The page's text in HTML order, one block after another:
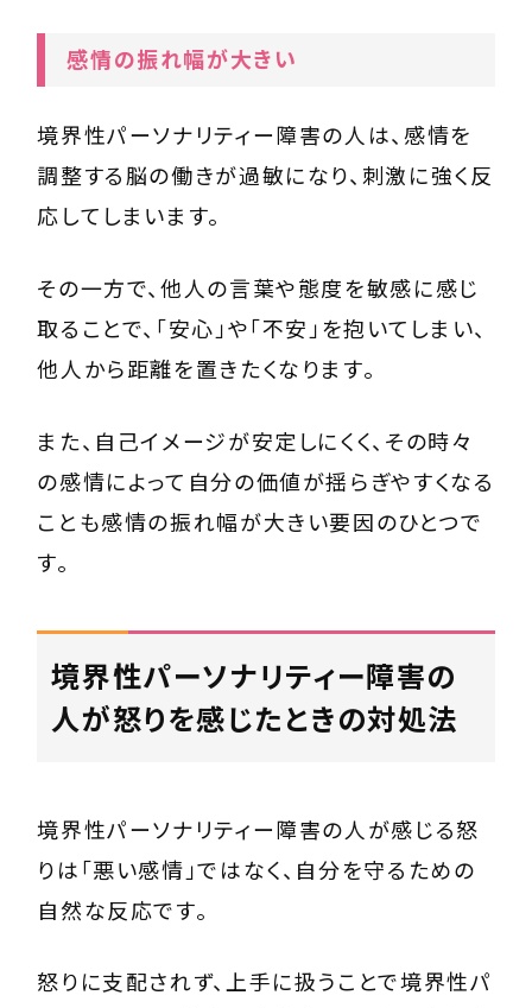
感情の振れ幅が大きい
境界性パーソナリティー障害の人は、感情を
調整する脳の働きが過敏になり、刺激に強く反
応してしまいます。
その一方で、他人の言葉や態度を敏感に感じ
取ることで、「安心」や「不安」を抱いてしまい、
他人から距離を置きたくなります。
また、自己イメージが安定しにくく、その時々
の感情によって自分の価値が揺らぎやすくなる
ことも感情の振れ幅が大きい要因のひとつで
す。
境界性パーソナリティー障害の
人が怒りを感じたときの対処法
境界性パーソナリティー障害の人が感じる怒
りは「悪い感情」ではなく、自分を守るための
自然な反応です。
怒りに支配されず、上手に扱うことで境界性パ